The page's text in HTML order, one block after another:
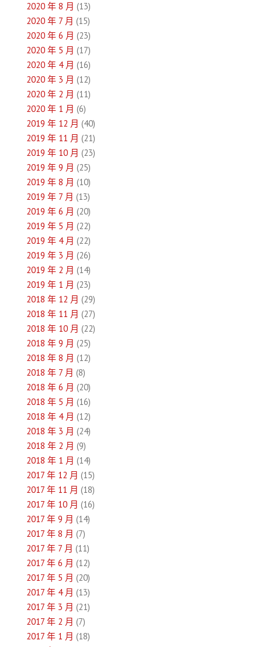
2020 年 8 月 (13)
2020 年 7 月 (15)
2020 年 6 月 (23)
2020 年 5 月 (17)
2020 年 4 月 (16)
2020 年 3 月 (12)
2020 年 2 月 (11)
2020 年 1 月 (6)
2019 年 12 月 (40)
2019 年 11 月 (21)
2019 年 10 月 (23)
2019 年 9 月 (25)
2019 年 8 月 (10)
2019 年 7 月 (13)
2019 年 6 月 (20)
2019 年 5 月 (22)
2019 年 4 月 (22)
2019 年 3 月 (26)
2019 年 2 月 (14)
2019 年 1 月 (23)
2018 年 12 月 (29)
2018 年 11 月 (27)
2018 年 10 月 (22)
2018 年 9 月 (25)
2018 年 8 月 (12)
2018 年 7 月 (8)
2018 年 6 月 (20)
2018 年 5 月 (16)
2018 年 4 月 (12)
2018 年 3 月 (24)
2018 年 2 月 (9)
2018 年 1 月 (14)
2017 年 12 月 (15)
2017 年 11 月 (18)
2017 年 10 月 (16)
2017 年 9 月 (14)
2017 年 8 月 (7)
2017 年 7 月 (11)
2017 年 6 月 (12)
2017 年 5 月 (20)
2017 年 4 月 (13)
2017 年 3 月 (21)
2017 年 2 月 (7)
2017 年 1 月 (18)